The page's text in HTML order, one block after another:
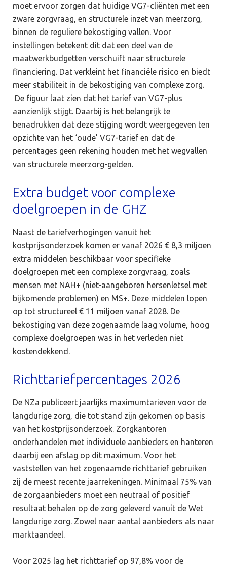
moet ervoor zorgen dat huidige VG7-cliënten met een
zware zorgvraag, en structurele inzet van meerzorg,
binnen de reguliere bekostiging vallen. Voor
instellingen betekent dit dat een deel van de
maatwerkbudgetten verschuift naar structurele
financiering. Dat verkleint het financiële risico en biedt
meer stabiliteit in de bekostiging van complexe zorg.
De figuur laat zien dat het tarief van VG7-plus
aanzienlijk stijgt. Daarbij is het belangrijk te
benadrukken dat deze stijging wordt weergegeven ten
opzichte van het ‘oude’ VG7-tarief en dat de
percentages geen rekening houden met het wegvallen
van structurele meerzorg-gelden.
Extra budget voor complexe
doelgroepen in de GHZ
Naast de tariefverhogingen vanuit het
kostprijsonderzoek komen er vanaf 2026 € 8,3 miljoen
extra middelen beschikbaar voor specifieke
doelgroepen met een complexe zorgvraag, zoals
mensen met NAH+ (niet-aangeboren hersenletsel met
bijkomende problemen) en MS+. Deze middelen lopen
op tot structureel € 11 miljoen vanaf 2028. De
bekostiging van deze zogenaamde laag volume, hoog
complexe doelgroepen was in het verleden niet
kostendekkend.
Richttariefpercentages 2026
De NZa publiceert jaarlijks maximumtarieven voor de
langdurige zorg, die tot stand zijn gekomen op basis
van het kostprijsonderzoek. Zorgkantoren
onderhandelen met individuele aanbieders en hanteren
daarbij een afslag op dit maximum. Voor het
vaststellen van het zogenaamde richttarief gebruiken
zij de meest recente jaarrekeningen. Minimaal 75% van
de zorgaanbieders moet een neutraal of positief
resultaat behalen op de zorg geleverd vanuit de Wet
langdurige zorg. Zowel naar aantal aanbieders als naar
marktaandeel.
Voor 2025 lag het richttarief op 97,8% voor de